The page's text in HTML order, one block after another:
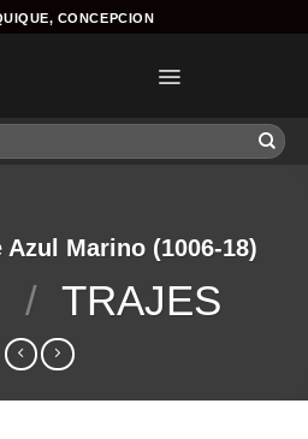
CONCEPCION
Marino (1006-18)
/ TRAJES